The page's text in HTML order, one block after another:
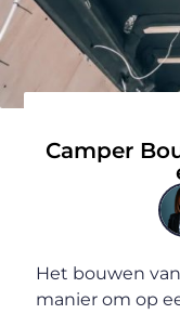
Camper
Het bouwen
manier om op